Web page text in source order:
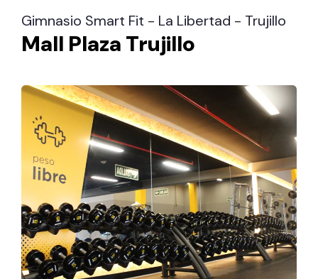
Gimnasio Smart Fit - La Libertad - Trujillo
Mall Plaza Trujillo